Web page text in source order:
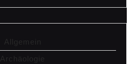
Allgemein
Archäologie